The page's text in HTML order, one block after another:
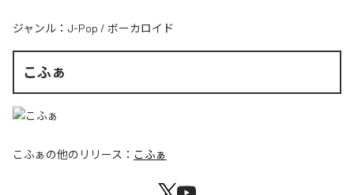
ジャンル： J-Pop / ボーカロイド
こふぁ
こふぁ の他のリリース： こふぁ